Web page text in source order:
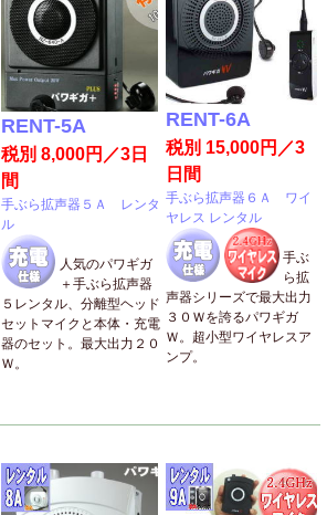
RENT-5A
税別 8,000円／3日
間
手ぶら拡声器５Ａ レンタ
ル
人気のパワギガ
＋手ぶら拡声器
５レンタル、分離型ヘッド
セットマイクと本体・充電
器のセット。最大出力２０
Ｗ。
RENT-6A
税別 15,000円／3
日間
手ぶら拡声器６Ａ ワイ
ヤレス レンタル
手ぶ
ら拡
声器シリーズで最大出力
３０Ｗを誇るパワギガ
Ｗ。超小型ワイヤレスア
ンプ。